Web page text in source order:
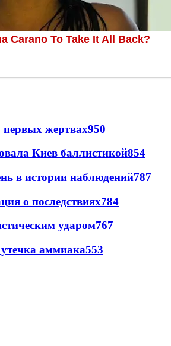
первых жертвах950
Киев баллистикой854
в истории наблюдений787
о последствиях784
ударом767
аммиака553